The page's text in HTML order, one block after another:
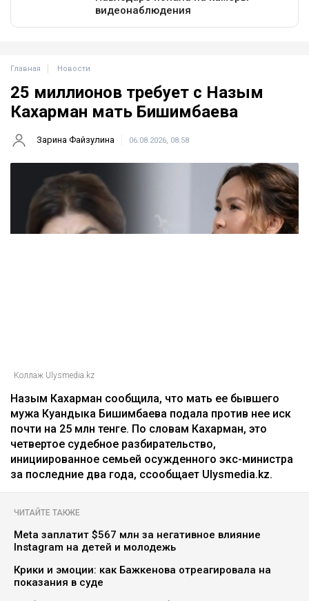
Главная Новости
25 миллионов требует с Назым
Кахарман мать Бишимбаева
Зарина Файзулина 06.08.2026, 08:58
Коллаж Ulysmedia.kz
Назым Кахарман сообщила, что мать ее бывшего
мужа Куандыка Бишимбаева подала против нее иск
почти на 25 млн тенге. По словам Кахарман, это
четвертое судебное разбирательство,
инициированное семьей осужденного экс-министра
за последние два года, ссообщает Ulysmedia.kz.
ЧИТАЙТЕ ТАКЖЕ
Meta заплатит $567 млн за негативное влияние
Instagram на детей и молодежь
Крики и эмоции: как Бажкенова отреагировала на
показания в суде